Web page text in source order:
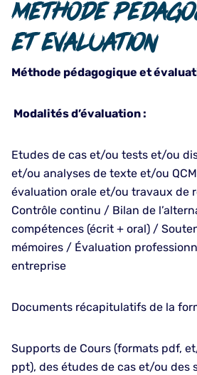
Methode
et evaluation
Méthode pédagogique et
Modalités d’évaluation :
Etudes de cas et/ou tests et/ou
et/ou analyses de texte et/ou
évaluation orale et/ou travaux de
Contrôle continu / Bilan de
compétences (écrit + oral) /
mémoires / Évaluation
entreprise
Documents récapitulatifs de la
Supports de Cours (formats pdf,
ppt), des études de cas et/ou des